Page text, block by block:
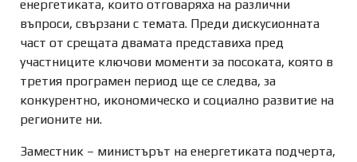
енергетиката, които отговаряха на различни
въпроси, свързани с темата. Преди дискусионната
част от срещата двамата представиха пред
участниците ключови моменти за посоката, която в
третия програмен период ще се следва, за
конкурентно, икономическо и социално развитие на
регионите ни.
Заместник – министърът на енергетиката подчерта,